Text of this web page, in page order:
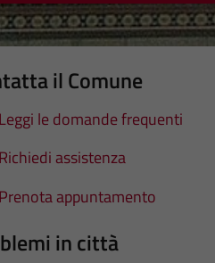
il Comune
le domande frequenti
assistenza
appuntamento
in città